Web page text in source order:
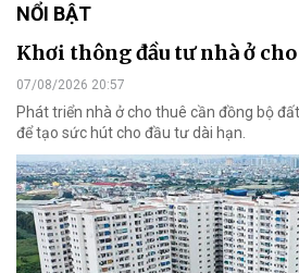
NỔI BẬT
Khơi thông đầu tư nhà ở
07/08/2026 20:57
Phát triển nhà ở cho thuê cần đồng bộ
để tạo sức hút cho đầu tư dài hạn.